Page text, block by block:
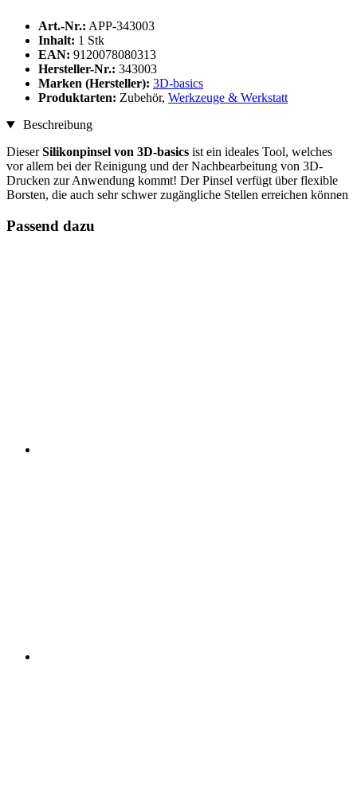
Art.-Nr.: APP-343003
Inhalt: 1 Stk
EAN: 9120078080313
Hersteller-Nr.: 343003
Marken (Hersteller): 3D-basics
Produktarten: Zubehör, Werkzeuge & Werkstatt
Beschreibung
DieserSilikonpinsel von 3D-basics ist ein ideales Tool, welches
vor allem bei der Reinigung und der Nachbearbeitung von 3D-
Drucken zur Anwendung kommt! Der Pinsel verfügt über flexible
Borsten, die auch sehr schwer zugängliche Stellen erreichen können
Passend dazu